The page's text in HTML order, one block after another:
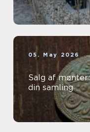
05. May 2026
Salg af
din samling